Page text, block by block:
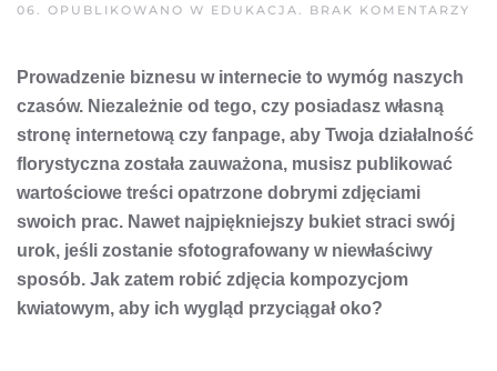
06. OPUBLIKOWANO W EDUKACJA. BRAK KOMENTARZY
Prowadzenie biznesu w internecie to wymóg naszych
czasów. Niezależnie od tego, czy posiadasz własną
stronę internetową czy fanpage, aby Twoja działalność
florystyczna została zauważona, musisz publikować
wartościowe treści opatrzone dobrymi zdjęciami
swoich prac. Nawet najpiękniejszy bukiet straci swój
urok, jeśli zostanie sfotografowany w niewłaściwy
sposób. Jak zatem robić zdjęcia kompozycjom
kwiatowym, aby ich wygląd przyciągał oko?